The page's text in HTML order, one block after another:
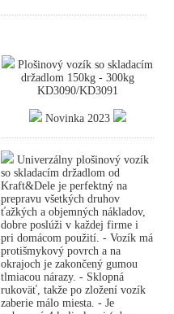
Plošinový vozík so skladacím
držadlom 150kg - 300kg
KD3090/KD3091
Novinka 2023
Univerzálny plošinový vozík
so skladacím držadlom od
Kraft&Dele je perfektný na
prepravu všetkých druhov
ťažkých a objemných nákladov,
dobre poslúži v každej firme i
pri domácom použití. - Vozík má
protišmykový povrch a na
okrajoch je zakončený gumou
tlmiacou nárazy. - Sklopná
rukoväť, takže po zložení vozík
zaberie málo miesta. - Je